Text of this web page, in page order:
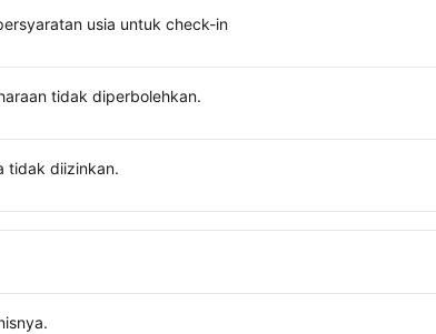
usia untuk check-in
tidak diperbolehkan.
tidak diizinkan.